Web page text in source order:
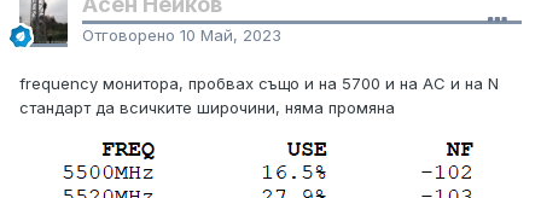
Отговорено 10 Май, 2023
frequency монитора, пробвах също и на 5700 и на AC и на N
стандарт да всичките широчини, няма промяна